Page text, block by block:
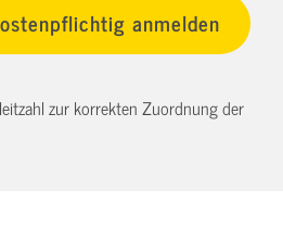
zur korrekten Zuordnung der